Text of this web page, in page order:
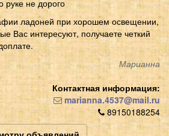
руке не дорого
ладоней при хорошем освещении,
Вас интересуют, получаете четкий
Марианна
Контактная информация:
marianna.4537@mail.ru
89150188254